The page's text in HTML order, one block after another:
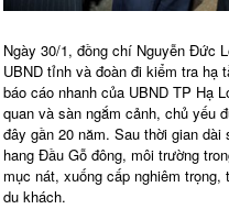
Ngày 30/1, đồng chí Nguyễn Đức
UBND tỉnh và đoàn đi kiểm tra hạ
báo cáo nhanh của UBND TP Hạ
quan và sàn ngắm cảnh, chủ yếu
đây gần 20 năm. Sau thời gian
hang Đầu Gỗ đông, môi trường
mục nát, xuống cấp nghiêm
du khách.